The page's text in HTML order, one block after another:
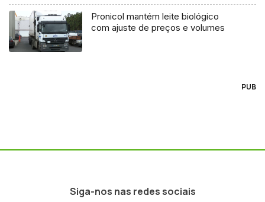
Pronicol mantém leite biológico
com ajuste de preços e volumes
PUB
Siga-nos nas redes sociais